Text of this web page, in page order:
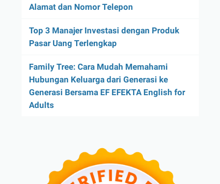
Alamat dan Nomor Telepon
Top 3 Manajer Investasi dengan Produk
Pasar Uang Terlengkap
Family Tree: Cara Mudah Memahami
Hubungan Keluarga dari Generasi ke
Generasi Bersama EF EFEKTA English for
Adults